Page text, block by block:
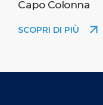
Capo Colonna
SCOPRI DI PIÙ